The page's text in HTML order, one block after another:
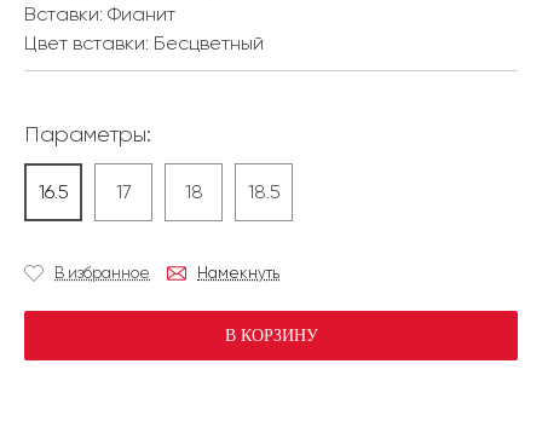
Вставки: Фианит
Цвет вставки: Бесцветный
Параметры:
16.5 17 18 18.5
В избранное Намекнуть
В КОРЗИНУ